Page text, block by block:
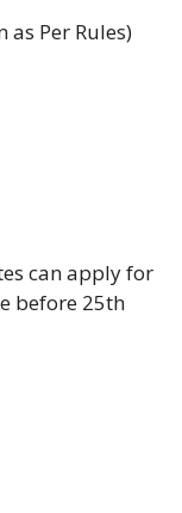
as Per Rules)
can apply for
before 25th